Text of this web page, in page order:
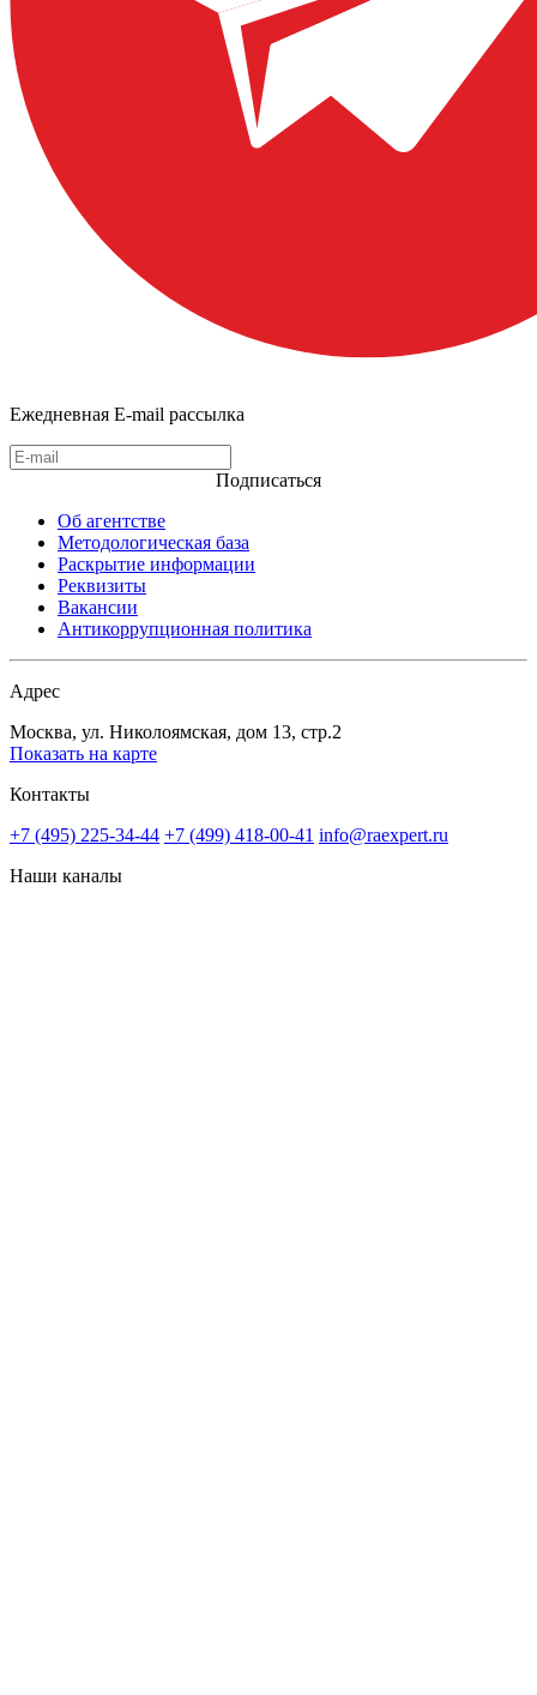
Ежедневная E-mail рассылка
Подписаться
Об агентстве
Методологическая база
Раскрытие информации
Реквизиты
Вакансии
Антикоррупционная политика
Адрес
Москва, ул. Николоямская, дом 13, стр.2
Показать на карте
Контакты
+7 (495) 225-34-44 +7 (499) 418-00-41 info@raexpert.ru
Наши каналы